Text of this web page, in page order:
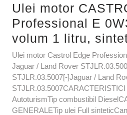
Ulei motor
Professional E
volum 1 litru,
Ulei motor Castrol Edge
Jaguar / Land Rover
STJLR.03.5007[-]Jaguar / Land
AutoturismTip combustibil
GENERALETip ulei Full